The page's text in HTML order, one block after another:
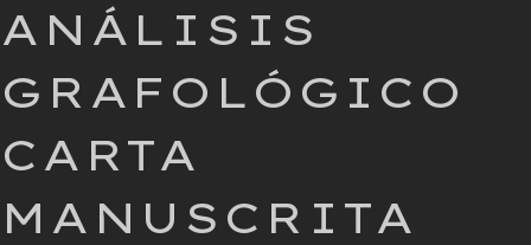
ANÁLISIS
GRAFOLÓGICO
CARTA
MANUSCRITA